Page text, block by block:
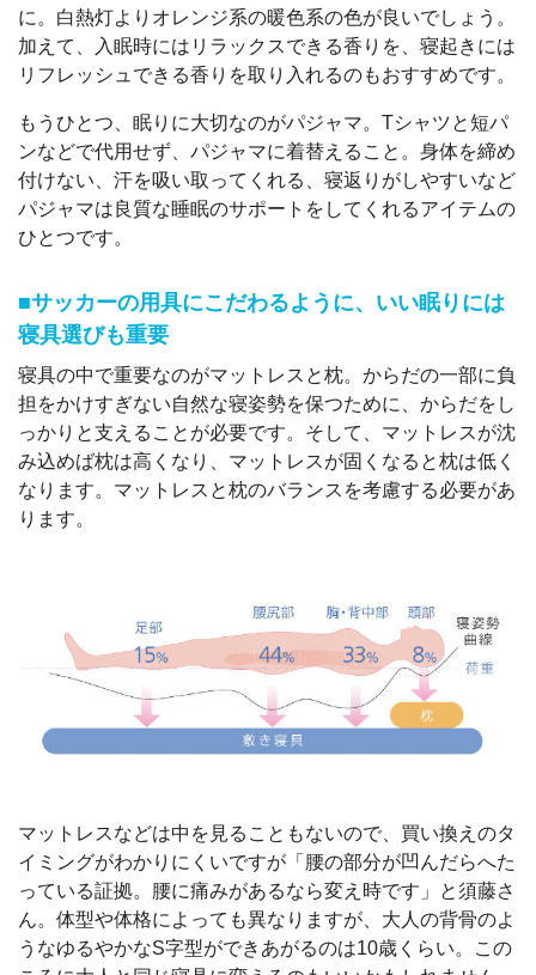
に。白熱灯よりオレンジ系の暖色系の色が良いでしょう。
加えて、入眠時にはリラックスできる香りを、寝起きには
リフレッシュできる香りを取り入れるのもおすすめです。
もうひとつ、眠りに大切なのがパジャマ。Tシャツと短パ
ンなどで代用せず、パジャマに着替えること。身体を締め
付けない、汗を吸い取ってくれる、寝返りがしやすいなど
パジャマは良質な睡眠のサポートをしてくれるアイテムの
ひとつです。
■サッカーの用具にこだわるように、いい眠りには
寝具選びも重要
寝具の中で重要なのがマットレスと枕。からだの一部に負
担をかけすぎない自然な寝姿勢を保つために、からだをし
っかりと支えることが必要です。そして、マットレスが沈
み込めば枕は高くなり、マットレスが固くなると枕は低く
なります。マットレスと枕のバランスを考慮する必要があ
ります。
マットレスなどは中を見ることもないので、買い換えのタ
イミングがわかりにくいですが「腰の部分が凹んだらへた
っている証拠。腰に痛みがあるなら変え時です」と須藤さ
ん。体型や体格によっても異なりますが、大人の背骨のよ
うなゆるやかなS字型ができあがるのは10歳くらい。この